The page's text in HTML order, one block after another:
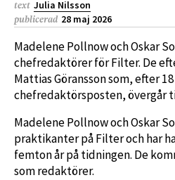
text Julia Nilsson
publicerad 28 maj 2026
Madelene Pollnow och Oskar
chefredaktörer för Filter. De
Mattias Göransson som, efter
chefredaktörsposten, övergår
Madelene Pollnow och Oskar
praktikanter på Filter och har
femton år på tidningen. De
som redaktörer.